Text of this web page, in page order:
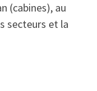
(cabines), au
secteurs et la